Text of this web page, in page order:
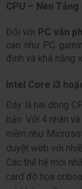
CPU – Nền
Đối với PC văn
cao như PC
định và khả năng
Intel Core i3
Đây là hai dòng
bản. Với 4 nhân
mềm như
duyệt web với
Các thế hệ mới
card đồ họa